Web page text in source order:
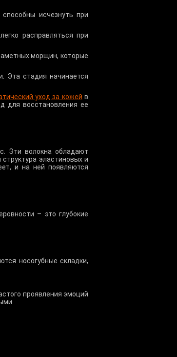
исчезнуть при
расправляться при
морщин, которые
Эта стадия начинается
уход за кожей в
для восстановления ее
Эти волокна обладают
эластиновых и
и на ней появляются
– это глубокие
носогубные складки,
проявления эмоций